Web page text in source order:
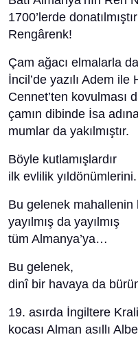
1700’lerde
Rengârenk!
Çam ağacı elmalarla
İncil’de yazılı Adem ile
Cennet’ten kovulması
çamın dibinde İsa
mumlar da yakılmıştır.
Böyle kutlamışlardır
ilk evlilik yıldönümlerini.
Bu gelenek mahallenin
yayılmış da yayılmış
tüm Almanya’ya…
Bu gelenek,
dinî bir havaya da
19. asırda İngiltere
kocası Alman asıllı